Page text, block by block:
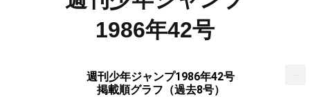
1986年42号
週刊少年ジャンプ1986年42号
掲載順グラフ（過去8号）